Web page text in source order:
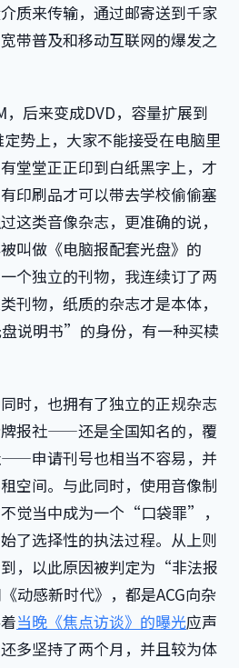
质来传输，通过邮寄送到千家
带普及和移动互联网的爆发之
后来变成DVD，容量扩展到
势上，大家不能接受在电脑里
堂堂正正印到白纸黑字上，才
印刷品才可以带去学校偷偷塞
这类音像杂志，更准确的说，
叫做《电脑报配套光盘》的
个独立的刊物，我连续订了两
刊物，纸质的杂志才是本体，
说明书”的身份，有一种买椟
时，也拥有了独立的正规杂志
报社——还是全国知名的，覆
申请刊号也相当不容易，并
空间。与此同时，使用音像制
觉当中成为一个“口袋罪”，
了选择性的执法过程。从上则
，以此原因被判定为“非法报
动感新时代》，都是ACG向杂
当晚《焦点访谈》的曝光应声
多坚持了两个月，并且较为体